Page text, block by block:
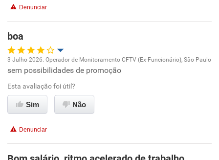
Denunciar
boa
Oportunidade de promoção
Ambiente de trabalho
Benefícios
3 Julho 2026. Operador de Monitoramento CFTV (Ex-Funcionário), São Paulo
sem possibilidades de promoção
Esta avaliação foi útil?
Sim Não
Denunciar